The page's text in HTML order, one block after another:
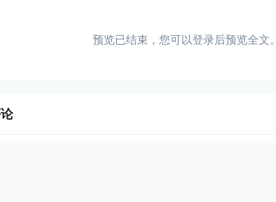
预览已结束，您可以登录后预览全文。